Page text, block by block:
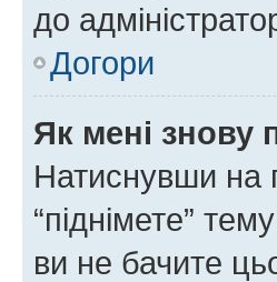
до
Догори
Як мені знову
Натиснувши на
“піднімете”
ви не бачите